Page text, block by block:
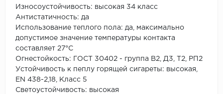
Износоустойчивость: высокая 34 класс
Антистатичность: да
Использование теплого пола: да, максимально
допустимое значение температуры контакта
составляет 27°С
Огнестойкость: ГОСТ 30402 - группа В2, Д3, Т2, РП2
Устойчивость к пеплу горящей сигареты: высокая,
EN 438-2,18, Класс 5
Светоустойчивость: высокая